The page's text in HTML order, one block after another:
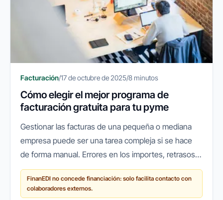
Facturación/17 de octubre de 2025/8 minutos
Cómo elegir el mejor programa de
facturación gratuita para tu pyme
Gestionar las facturas de una pequeña o mediana
empresa puede ser una tarea compleja si se hace
de forma manual. Errores en los importes, retrasos
en los cobros o pérdidas de documentos son
problemas habituales que...
FinanEDI no concede financiación: solo facilita contacto con
colaboradores externos.